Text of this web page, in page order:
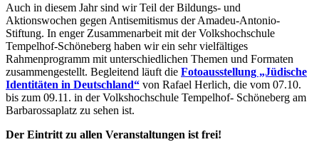
Auch in diesem Jahr sind wir Teil der Bildungs- und
Aktionswochen gegen Antisemitismus der Amadeu-Antonio-
Stiftung. In enger Zusammenarbeit mit der Volkshochschule
Tempelhof-Schöneberg haben wir ein sehr vielfältiges
Rahmenprogramm mit unterschiedlichen Themen und Formaten
zusammengestellt. Begleitend läuft die Fotoausstellung „Jüdische
Identitäten in Deutschland“ von Rafael Herlich, die vom 07.10.
bis zum 09.11. in der Volkshochschule Tempelhof- Schöneberg am
Barbarossaplatz zu sehen ist.
Der Eintritt zu allen Veranstaltungen ist frei!